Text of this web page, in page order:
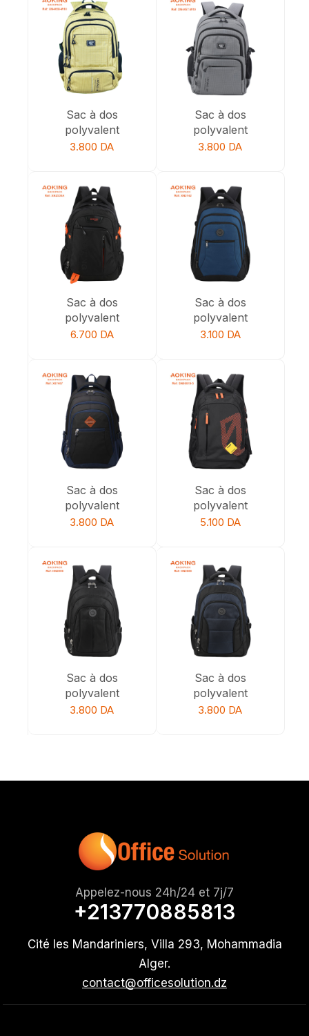
Sac à dos
polyvalent
3.800 DA
Sac à dos
polyvalent
3.800 DA
Sac à dos
polyvalent
6.700 DA
Sac à dos
polyvalent
3.100 DA
Sac à dos
polyvalent
3.800 DA
Sac à dos
polyvalent
5.100 DA
Sac à dos
polyvalent
3.800 DA
Sac à dos
polyvalent
3.800 DA
Appelez-nous 24h/24 et 7j/7
+213770885813
Cité les Mandariniers, Villa 293, Mohammadia
Alger.
contact@officesolution.dz